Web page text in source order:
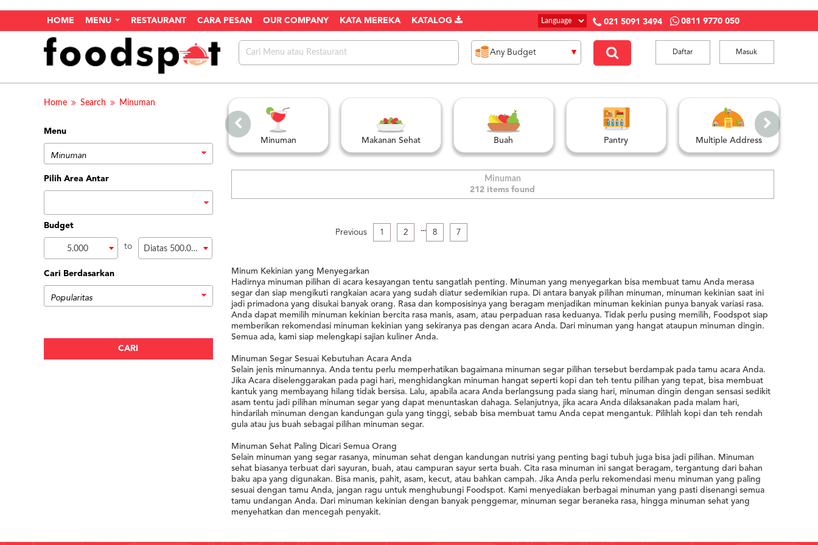
HOME MENU RESTAURANT CARA PESAN OUR COMPANY KATA MEREKA KATALOG 021 5091 3494 0811 9770 050
Masuk
Daftar
Home Search Minuman
Menu
Pilih Area Antar
Budget
5.000 to Diatas 500.000
Cari Berdasarkan
Minuman Makanan Sehat Buah Pantry Multiple Address
Minuman
212 items found
Previous 1 2 ... 8 7
Minum Kekinian yang Menyegarkan
Hadirnya minuman pilihan di acara kesayangan tentu sangatlah penting. Minuman yang menyegarkan bisa membuat tamu Anda merasa
segar dan siap mengikuti rangkaian acara yang sudah diatur sedemikian rupa. Di antara banyak pilihan minuman, minuman kekinian saat ini
jadi primadona yang disukai banyak orang. Rasa dan komposisinya yang beragam menjadikan minuman kekinian punya banyak variasi rasa.
Anda dapat memilih minuman kekinian bercita rasa manis, asam, atau perpaduan rasa keduanya. Tidak perlu pusing memilih, Foodspot siap
memberikan rekomendasi minuman kekinian yang sekiranya pas dengan acara Anda. Dari minuman yang hangat ataupun minuman dingin.
Semua ada, kami siap melengkapi sajian kuliner Anda.
Minuman Segar Sesuai Kebutuhan Acara Anda
Selain jenis minumannya. Anda tentu perlu memperhatikan bagaimana minuman segar pilihan tersebut berdampak pada tamu acara Anda.
Jika Acara diselenggarakan pada pagi hari, menghidangkan minuman hangat seperti kopi dan teh tentu pilihan yang tepat, bisa membuat
kantuk yang membayang hilang tidak bersisa. Lalu, apabila acara Anda berlangsung pada siang hari, minuman dingin dengan sensasi sedikit
asam tentu jadi pilihan minuman segar yang dapat menuntaskan dahaga. Selanjutnya, jika acara Anda dilaksanakan pada malam hari,
hindarilah minuman dengan kandungan gula yang tinggi, sebab bisa membuat tamu Anda cepat mengantuk. Pilihlah kopi dan teh rendah
gula atau jus buah sebagai pilihan minuman segar.
Minuman Sehat Paling Dicari Semua Orang
Selain minuman yang segar rasanya, minuman sehat dengan kandungan nutrisi yang penting bagi tubuh juga bisa jadi pilihan. Minuman
sehat biasanya terbuat dari sayuran, buah, atau campuran sayur serta buah. Cita rasa minuman ini sangat beragam, tergantung dari bahan
baku apa yang digunakan. Bisa manis, pahit, asam, kecut, atau bahkan campah. Jika Anda perlu rekomendasi menu minuman yang paling
sesuai dengan tamu Anda, jangan ragu untuk menghubungi Foodspot. Kami menyediakan berbagai minuman yang pasti disenangi semua
tamu undangan Anda. Dari minuman kekinian dengan banyak penggemar, minuman segar beraneka rasa, hingga minuman sehat yang
menyehatkan dan mencegah penyakit.